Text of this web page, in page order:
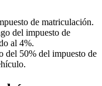
de matriculación.
del impuesto de
al 4%.
del 50% del impuesto de